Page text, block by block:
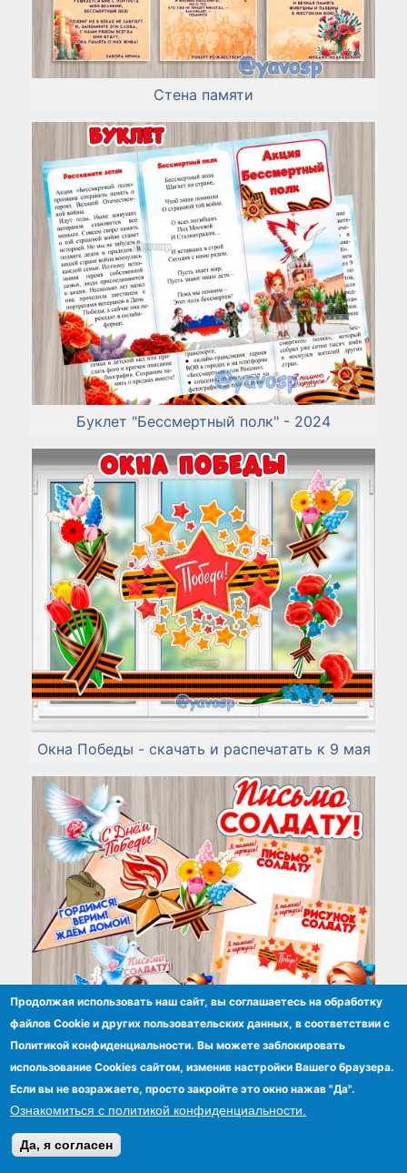
Стена памяти
Буклет "Бессмертный полк" - 2024
Окна Победы - скачать и распечатать к 9 мая
Письмо солдату: поделка и листы для письма/
рисунка
Продолжая использовать наш сайт, вы соглашаетесь на обработку
файлов Сookie и других пользовательских данных, в соответствии с
Политикой конфиденциальности. Вы можете заблокировать
использование Cookies сайтом, изменив настройки Вашего браузера.
Если вы не возражаете, просто закройте это окно нажав "Да".
Ознакомиться с политикой конфиденциальности.
Да, я согласен